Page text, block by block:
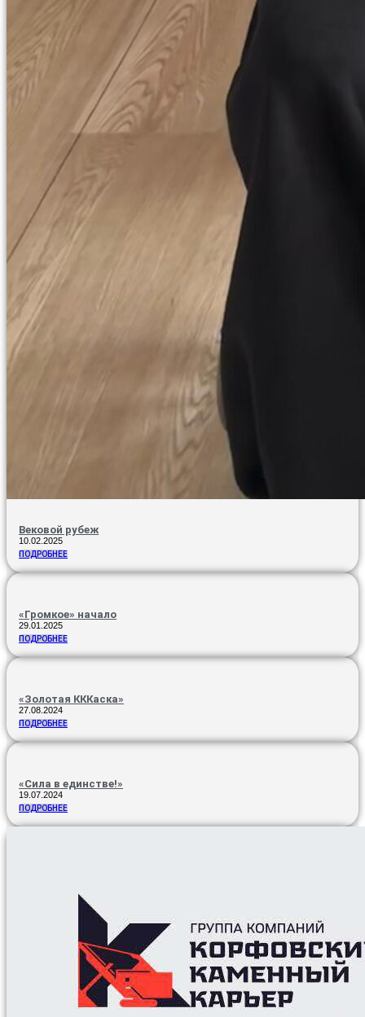
Вековой рубеж
10.02.2025
ПОДРОБНЕЕ
«Громкое» начало
29.01.2025
ПОДРОБНЕЕ
«Золотая КККаска»
27.08.2024
ПОДРОБНЕЕ
«Сила в единстве!»
19.07.2024
ПОДРОБНЕЕ